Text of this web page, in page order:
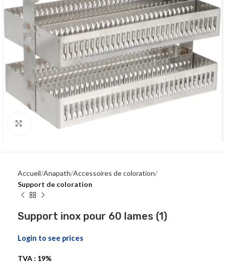
Click to enlarge
Accueil Anapath Accessoires de coloration
Support de coloration
Support inox pour 60 lames (1)
Login to see prices
TVA : 19%